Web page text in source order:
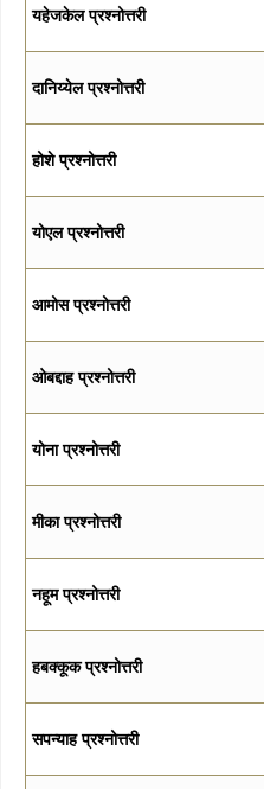
यहेजकेल प्रश्नोत्तरी
दानिय्येल प्रश्नोत्तरी
होशे प्रश्नोत्तरी
योएल प्रश्नोत्तरी
आमोस प्रश्नोत्तरी
ओबद्दाह प्रश्नोत्तरी
योना प्रश्नोत्तरी
मीका प्रश्नोत्तरी
नहूम प्रश्नोत्तरी
हबक्कूक प्रश्नोत्तरी
सपन्याह प्रश्नोत्तरी